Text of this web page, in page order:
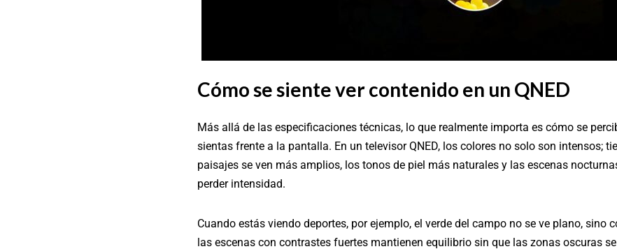
Cómo se siente ver contenido en un QNED
Más allá de las especificaciones técnicas, lo que realmente importa es cómo se
sientas frente a la pantalla. En un televisor QNED, los colores no solo son intensos;
paisajes se ven más amplios, los tonos de piel más naturales y las escenas
perder intensidad.
Cuando estás viendo deportes, por ejemplo, el verde del campo no se ve plano, sino
las escenas con contrastes fuertes mantienen equilibrio sin que las zonas oscuras